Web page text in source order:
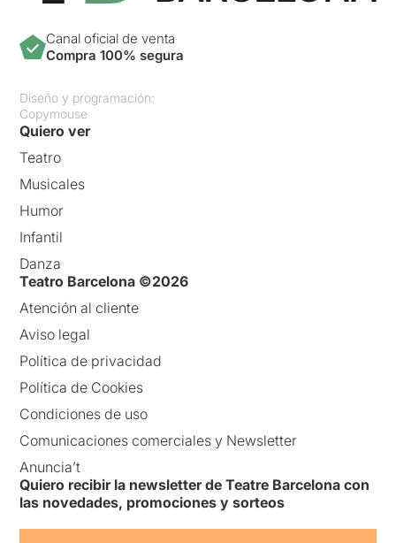
Canal oficial de venta
Compra 100% segura
Diseño y programación:
Copymouse
Quiero ver
Teatro
Musicales
Humor
Infantil
Danza
Teatro Barcelona ©2026
Atención al cliente
Aviso legal
Política de privacidad
Política de Cookies
Condiciones de uso
Comunicaciones comerciales y Newsletter
Anuncia’t
Quiero recibir la newsletter de Teatre Barcelona con
las novedades, promociones y sorteos